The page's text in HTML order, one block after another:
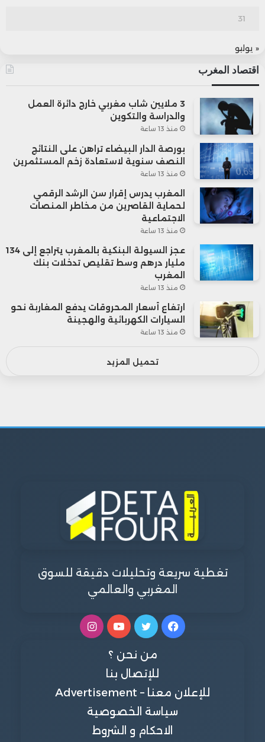
31
« يوليو
اقتصاد المغرب
3 ملايين شاب مغربي خارج دائرة العمل
والدراسة والتكوين
منذ 13 ساعة
بورصة الدار البيضاء تراهن على النتائج
النصف سنوية لاستعادة زخم المستثمرين
منذ 13 ساعة
المغرب يدرس إقرار سن الرشد الرقمي
لحماية القاصرين من مخاطر المنصات
الاجتماعية
منذ 13 ساعة
عجز السيولة البنكية بالمغرب يتراجع إلى 134
مليار درهم وسط تقليص تدخلات بنك
المغرب
منذ 13 ساعة
ارتفاع أسعار المحروقات يدفع المغاربة نحو
السيارات الكهربائية والهجينة
منذ 13 ساعة
تحميل المزيد
تغطية سريعة وتحليلات دقيقة للسوق
المغربي والعالمي
فيسبوكتويتر يوتيوبانستقرام
من نحن ؟
للإتصال بنا
للإعلان معنا – Advertisement
سياسة الخصوصية
الاحكام و الشروط